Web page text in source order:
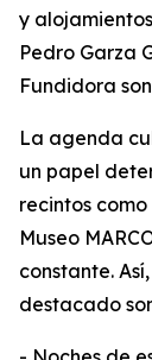
y
Pedro Garza
Fundidora
La agenda
un papel
recintos
Museo
constante.
destacado